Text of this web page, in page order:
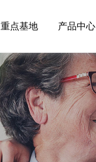
重点基地 产品中心